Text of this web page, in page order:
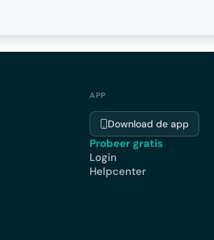
APP
Download de app
Probeer gratis
Login
Helpcenter